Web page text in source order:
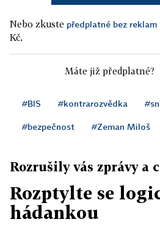
Nebo zkuste předplatné bez
Kč.
Máte již předplatné?
#BIS #kontrarozvědka
#bezpečnost #Zeman Miloš
Rozrušily vás zprávy a
Rozptylte se
hádankou